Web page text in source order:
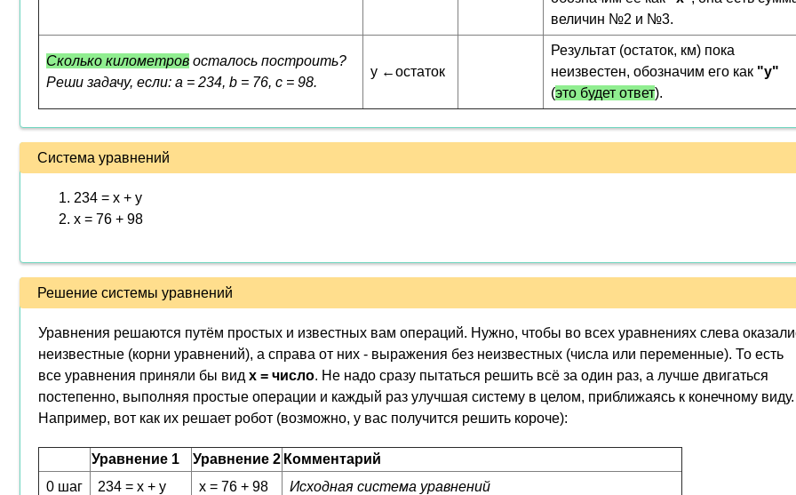
величин №2 и №3.
Сколько километров осталось построить?
Реши задачу, если: a = 234, b = 76, c = 98.
y ←остаток
Результат (остаток, км) пока
неизвестен, обозначим его как "y"
(это будет ответ).
Система уравнений
234 = x + y
x = 76 + 98
Решение системы уравнений
Уравнения решаются путём простых и известных вам операций. Нужно, чтобы во всех уравнениях слева
неизвестные (корни уравнений), а справа от них - выражения без неизвестных (числа или переменные). То есть
все уравнения приняли бы вид x = число. Не надо сразу пытаться решить всё за один раз, а лучше двигаться
постепенно, выполняя простые операции и каждый раз улучшая систему в целом, приближаясь к конечному виду.
Например, вот как их решает робот (возможно, у вас получится решить короче):
Уравнение 1 Уравнение 2 Комментарий
0 шаг
234 = x + y x = 76 + 98 Исходная система уравнений